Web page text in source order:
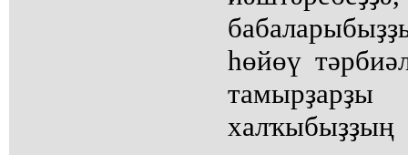
һөйөү
тамырҙарҙы